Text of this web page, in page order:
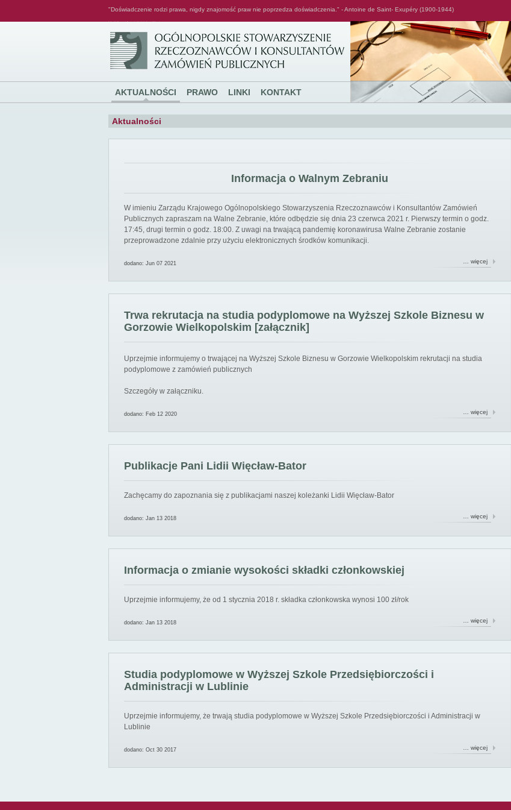
"Doświadczenie rodzi prawa, nigdy znajomość praw nie poprzedza doświadczenia." - Antoine de Saint- Exupéry (1900-1944)
AKTUALNOŚCI PRAWO LINKI KONTAKT
Aktualności
Informacja o Walnym Zebraniu
W imieniu Zarządu Krajowego Ogólnopolskiego Stowarzyszenia Rzeczoznawców i Konsultantów Zamówień
Publicznych zapraszam na Walne Zebranie, które odbędzie się dnia 23 czerwca 2021 r. Pierwszy termin o godz.
17:45, drugi termin o godz. 18:00. Z uwagi na trwającą pandemię koronawirusa Walne Zebranie zostanie
przeprowadzone zdalnie przy użyciu elektronicznych środków komunikacji.
dodano: Jun 07 2021 … więcej
Trwa rekrutacja na studia podyplomowe na Wyższej Szkole Biznesu w
Gorzowie Wielkopolskim [załącznik]
Uprzejmie informujemy o trwającej na Wyższej Szkole Biznesu w Gorzowie Wielkopolskim rekrutacji na studia
podyplomowe z zamówień publicznych
Szczegóły w załączniku.
dodano: Feb 12 2020 … więcej
Publikacje Pani Lidii Więcław-Bator
Zachęcamy do zapoznania się z publikacjami naszej koleżanki Lidii Więcław-Bator
dodano: Jan 13 2018 … więcej
Informacja o zmianie wysokości składki członkowskiej
Uprzejmie informujemy, że od 1 stycznia 2018 r. składka członkowska wynosi 100 zł/rok
dodano: Jan 13 2018 … więcej
Studia podyplomowe w Wyższej Szkole Przedsiębiorczości i
Administracji w Lublinie
Uprzejmie informujemy, że trwają studia podyplomowe w Wyższej Szkole Przedsiębiorczości i Administracji w
Lublinie
dodano: Oct 30 2017 … więcej